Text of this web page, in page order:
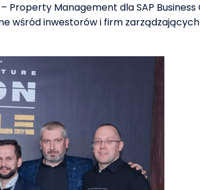
Management dla SAP
wśród inwestorów i firm